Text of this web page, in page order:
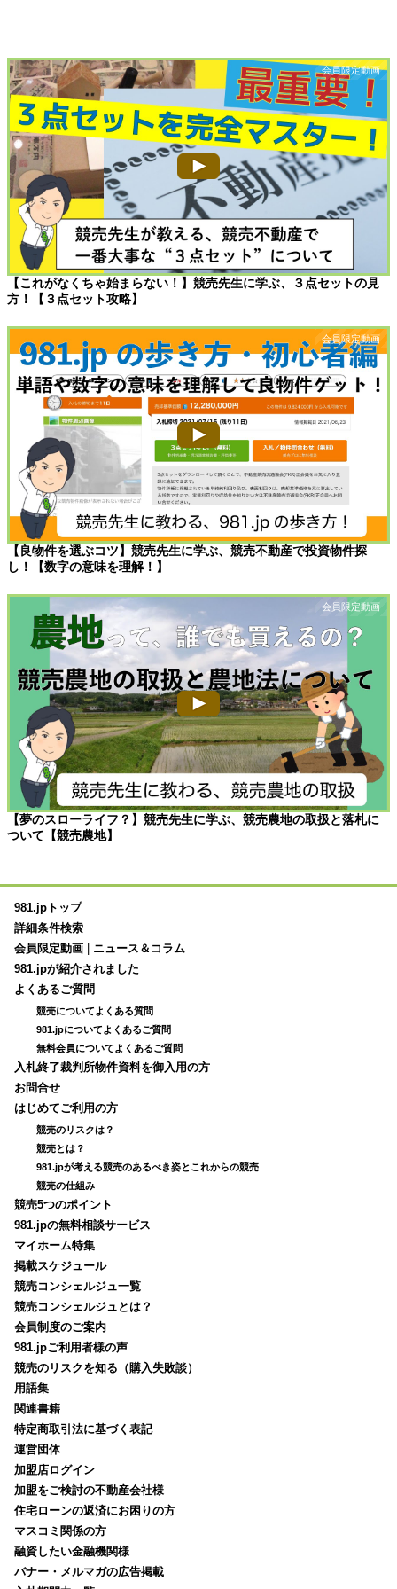
【これがなくちゃ始まらない！】競売先生に学ぶ、３点セットの見
方！【３点セット攻略】
【良物件を選ぶコツ】競売先生に学ぶ、競売不動産で投資物件探
し！【数字の意味を理解！】
【夢のスローライフ？】競売先生に学ぶ、競売農地の取扱と落札に
ついて【競売農地】
981.jpトップ
詳細条件検索
会員限定動画
ニュース＆コラム
981.jpが紹介されました
よくあるご質問
競売についてよくある質問
981.jpについてよくあるご質問
無料会員についてよくあるご質問
入札終了裁判所物件資料を御入用の方
お問合せ
はじめてご利用の方
競売のリスクは？
競売とは？
981.jpが考える競売のあるべき姿とこれからの競売
競売の仕組み
競売5つのポイント
981.jpの無料相談サービス
マイホーム特集
掲載スケジュール
競売コンシェルジュ一覧
競売コンシェルジュとは？
会員制度のご案内
981.jpご利用者様の声
競売のリスクを知る（購入失敗談）
用語集
関連書籍
特定商取引法に基づく表記
運営団体
加盟店ログイン
加盟をご検討の不動産会社様
住宅ローンの返済にお困りの方
マスコミ関係の方
融資したい金融機関様
バナー・メルマガの広告掲載